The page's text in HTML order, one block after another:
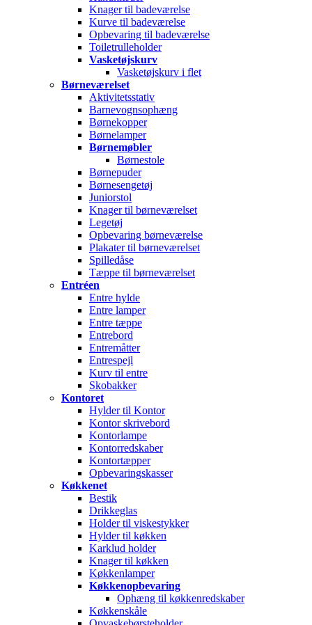
Knager til badeværelse
Kurve til badeværelse
Opbevaring til badeværelse
Toiletrulleholder
Vasketøjskurv
Vasketøjskurv i flet
Børneværelset
Aktivitetsstativ
Barnevognsophæng
Børnekopper
Børnelamper
Børnemøbler
Børnestole
Børnepuder
Børnesengetøj
Juniorstol
Knager til børneværelset
Legetøj
Opbevaring børneværelse
Plakater til børneværelset
Spilledåse
Tæppe til børneværelset
Entréen
Entre hylde
Entre lamper
Entre tæppe
Entrebord
Entremåtter
Entrespejl
Kurv til entre
Skobakker
Kontoret
Hylder til Kontor
Kontor skrivebord
Kontorlampe
Kontorredskaber
Kontortæpper
Opbevaringskasser
Køkkenet
Bestik
Drikkeglas
Holder til viskestykker
Hylder til køkken
Karklud holder
Knager til køkken
Køkkenlamper
Køkkenopbevaring
Ophæng til køkkenredskaber
Køkkenskåle